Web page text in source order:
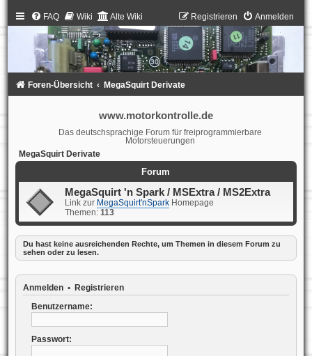
FAQ Wiki Alte Wiki Anmelden
Registrieren
Foren-Übersicht MegaSquirt Derivate
www.motorkontrolle.de
Das deutschsprachige Forum für freiprogrammierbare
Motorsteuerungen
MegaSquirt Derivate
Forum
MegaSquirt 'n Spark / MSExtra / MS2Extra
Link zur MegaSquirt'nSparkHomepage
Themen: 113
Du hast keine ausreichenden Rechte, um Themen in diesem Forum zu
sehen oder zu lesen.
Anmelden• Registrieren
Benutzername:
Passwort: